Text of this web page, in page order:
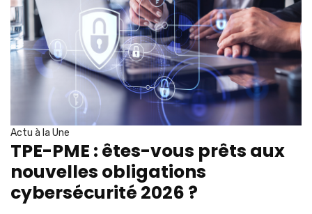
Actu à la Une
TPE-PME : êtes-vous prêts aux
nouvelles obligations
cybersécurité 2026 ?